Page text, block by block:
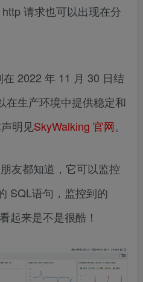
请求也可以出现在分
2022 年 11 月 30 日结
在生产环境中提供稳定和
明见SkyWalking 官网。
友都知道，它可以监控
SQL语句，监控到的
起来是不是很酷！